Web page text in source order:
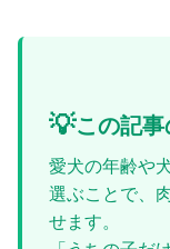
💡この記
愛犬の年齢や
選ぶことで、
せます。